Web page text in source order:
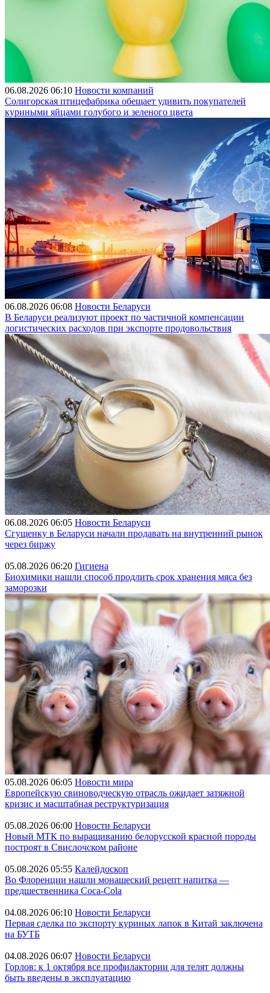
06.08.2026 06:10 Новости компаний
Солигорская птицефабрика обещает удивить покупателей
куриными яйцами голубого и зеленого цвета
06.08.2026 06:08 Новости Беларуси
В Беларуси реализуют проект по частичной компенсации
логистических расходов при экспорте продовольствия
06.08.2026 06:05 Новости Беларуси
Сгущенку в Беларуси начали продавать на внутренний рынок
через биржу
05.08.2026 06:20 Гигиена
Биохимики нашли способ продлить срок хранения мяса без
заморозки
05.08.2026 06:05 Новости мира
Европейскую свиноводческую отрасль ожидает затяжной
кризис и масштабная реструктуризация
05.08.2026 06:00 Новости Беларуси
Новый МТК по выращиванию белорусской красной породы
построят в Свислочском районе
05.08.2026 05:55 Калейдоскоп
Во Флоренции нашли монашеский рецепт напитка —
предшественника Coca-Cola
04.08.2026 06:10 Новости Беларуси
Первая сделка по экспорту куриных лапок в Китай заключена
на БУТБ
04.08.2026 06:07 Новости Беларуси
Горлов: к 1 октября все профилактории для телят должны
быть введены в эксплуатацию